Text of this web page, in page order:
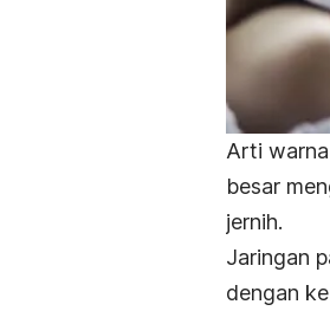
Arti
besar
jernih.
Jaringan
dengan